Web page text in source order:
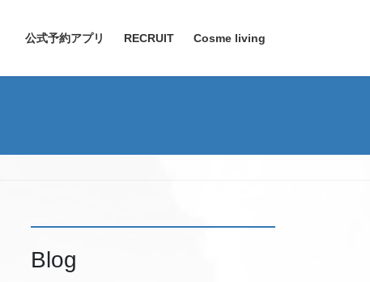
公式予約アプリ RECRUIT Cosme living
Blog